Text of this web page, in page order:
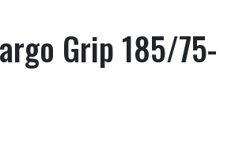
Grip 185/75-